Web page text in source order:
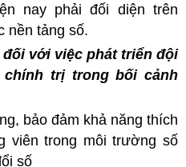
nay phải đối diện trên
nền tảng số.
với việc phát triển đội
trị trong bối cảnh
bảo đảm khả năng thích
viên trong môi trường số
số